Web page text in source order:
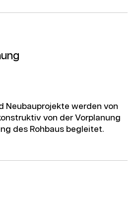
Neubauprojekte werden von
von der Vorplanung
des Rohbaus begleitet.